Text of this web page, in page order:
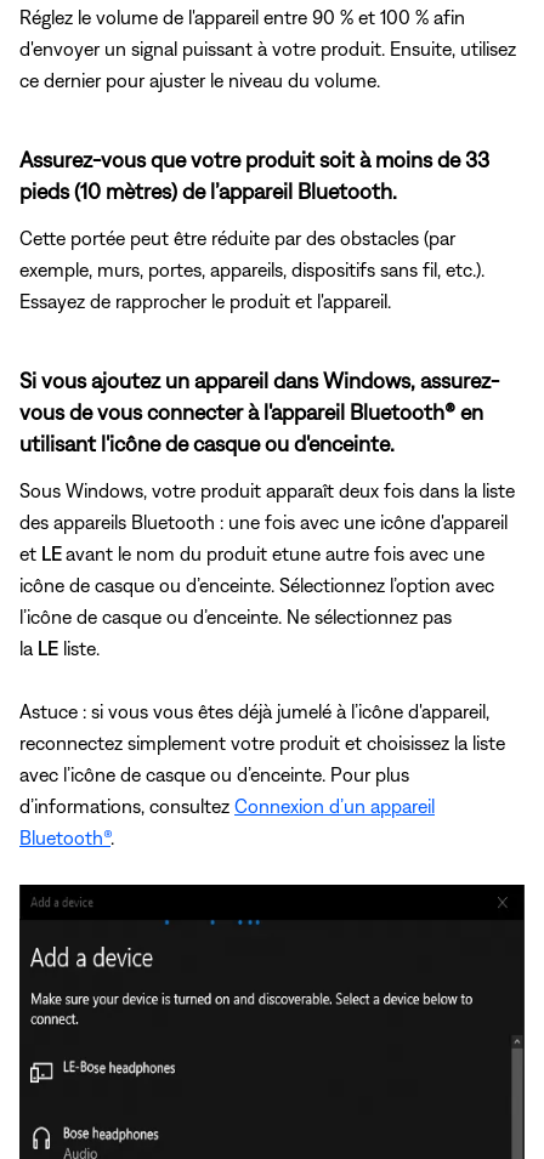
Réglez le volume de l'appareil entre 90 % et 100 % afin
d'envoyer un signal puissant à votre produit. Ensuite, utilisez
ce dernier pour ajuster le niveau du volume.
Assurez-vous que votre produit soit à moins de 33
pieds (10 mètres) de l’appareil Bluetooth.
Cette portée peut être réduite par des obstacles (par
exemple, murs, portes, appareils, dispositifs sans fil, etc.).
Essayez de rapprocher le produit et l'appareil.
Si vous ajoutez un appareil dans Windows, assurez-
vous de vous connecter à l'appareil Bluetooth® en
utilisant l'icône de casque ou d'enceinte.
Sous Windows, votre produit apparaît deux fois dans la liste
des appareils Bluetooth : une fois avec une icône d'appareil
et LEavant le nom du produit etune autre fois avec une
icône de casque ou d’enceinte. Sélectionnez l’option avec
l’icône de casque ou d’enceinte. Ne sélectionnez pas
la LE liste.
Astuce : si vous vous êtes déjà jumelé à l’icône d'appareil,
reconnectez simplement votre produit et choisissez la liste
avec l’icône de casque ou d’enceinte. Pour plus
d’informations, consultez Connexion d’un appareil
Bluetooth®.